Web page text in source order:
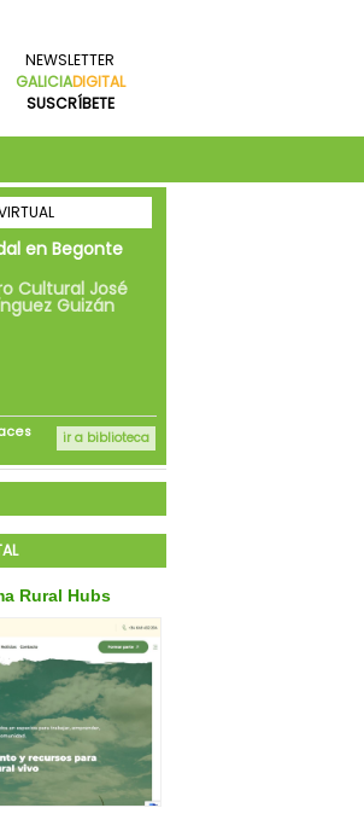
NEWSLETTER
GALICIADIGITAL
SUSCRÍBETE